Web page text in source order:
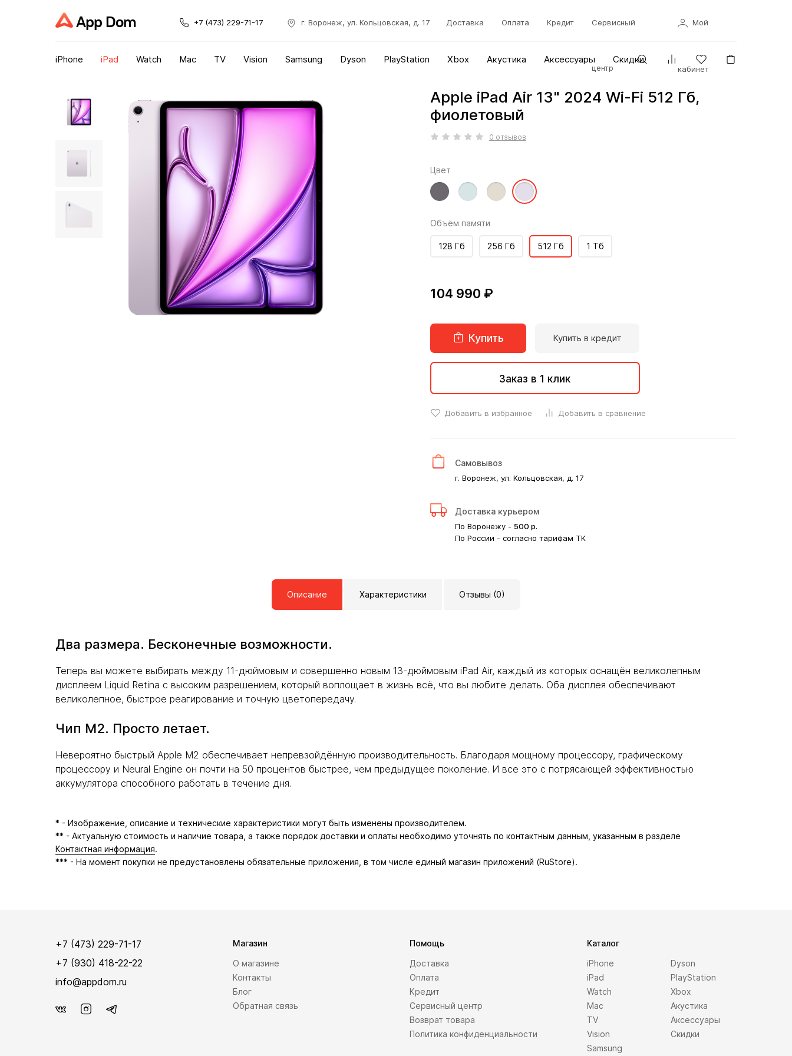
App Dom +7 (473) 229-71-17 г. Воронеж, ул. Кольцовская, д. 17 Доставка Оплата Кредит Сервисный
центр
Мой
кабинет
iPhone iPad Watch Mac TV Vision Samsung Dyson PlayStation Xbox Акустика Аксессуары Скидки
Apple iPad Air 13" 2024 Wi-Fi 512 Гб,
фиолетовый
0 отзывов
Цвет
Объём памяти
512 Гб 1 Тб
128 Гб 256 Гб
104 990 ₽
Купить Купить в кредит
Заказ в 1 клик
Добавить в избранное Добавить в сравнение
Самовывоз
г. Воронеж, ул. Кольцовская, д. 17
Доставка курьером
По Воронежу - 500 р.
По России - согласно тарифам ТК
Описание Характеристики Отзывы (0)
Два размера. Бесконечные возможности.
Теперь вы можете выбирать между 11-дюймовым и совершенно новым 13-дюймовым iPad Air, каждый из которых оснащён великолепным
дисплеем Liquid Retina с высоким разрешением, который воплощает в жизнь всё, что вы любите делать. Оба дисплея обеспечивают
великолепное, быстрое реагирование и точную цветопередачу.
Чип M2. Просто летает.
Невероятно быстрый Apple M2 обеспечивает непревзойдённую производительность. Благодаря мощному процессору, графическому
процессору и Neural Engine он почти на 50 процентов быстрее, чем предыдущее поколение. И все это с потрясающей эффективностью
аккумулятора способного работать в течение дня.
* - Изображение, описание и технические характеристики могут быть изменены производителем.
** - Актуальную стоимость и наличие товара, а также порядок доставки и оплаты необходимо уточнять по контактным данным, указанным в разделе
Контактная информация.
*** - На момент покупки не предустановлены обязательные приложения, в том числе единый магазин приложений (RuStore).
+7 (473) 229-71-17
+7 (930) 418-22-22
info@appdom.ru
Магазин
О магазине
Контакты
Блог
Обратная связь
Помощь
Доставка
Оплата
Кредит
Сервисный центр
Возврат товара
Политика конфиденциальности
Каталог
iPhone
iPad
Watch
Mac
TV
Vision
Samsung
Dyson
PlayStation
Xbox
Акустика
Аксессуары
Скидки